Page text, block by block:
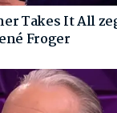
Takes It All
Froger